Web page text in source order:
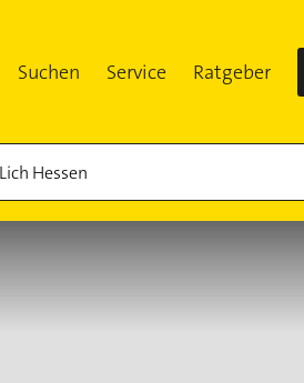
Suchen Service Ratgeber